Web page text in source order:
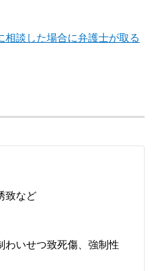
相談した場合に弁護士が取る
致など
わいせつ致死傷、強制性